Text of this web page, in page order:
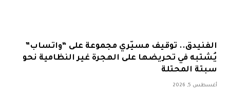
الفنيدق.. توقيف مسيّري مجموعة على “واتساب”
يُشتبه في تحريضها على الهجرة غير النظامية نحو
سبتة المحتلة
أغسطس 5, 2026